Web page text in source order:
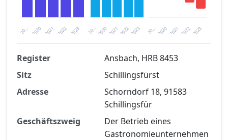
20… 2021 2023
2020 2022 20… 2021 2023
2020 2022 20… 2021 2023
2020 2022
Finanzkennzahlen nach kostenloser
Registrierung verfügbar
Jetzt kostenlos registrieren
Register
Ansbach, HRB 8453
Sitz
Schillingsfürst
Adresse
Schorndorf 18, 91583
Schillingsfür
Geschäftszweig
Der Betrieb eines
Gastronomieunternehmen